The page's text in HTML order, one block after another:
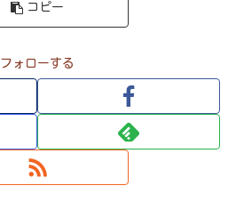
コピー
フォローする